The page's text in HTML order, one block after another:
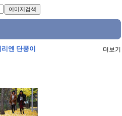
엔 단풍이 더보기